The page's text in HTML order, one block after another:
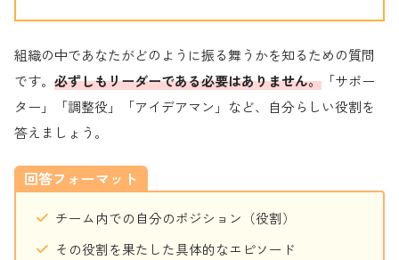
組織の中であなたがどのように振る舞うかを知るための質問
です。 必ずしもリーダーである必要はありません。 「サポー
ター」「調整役」「アイデアマン」など、自分らしい役割を
答えましょう。
回答フォーマット
チーム内での自分のポジション（役割）
その役割を果たした具体的なエピソード